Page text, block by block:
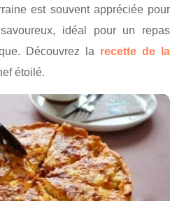
est souvent appréciée pour
idéal pour un repas
Découvrez la recette de la
étoilé.